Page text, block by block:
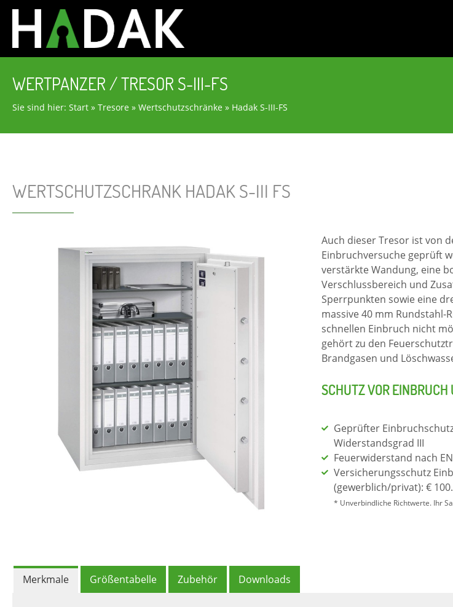
WERTPANZER / TRESOR S-III-FS
Sie sind hier:Start »Tresore »Wertschutzschränke » Hadak S-III-FS
WERTSCHUTZSCHRANK HADAK S-III FS
Auch dieser Tresor ist von
Einbruchversuche geprüft
verstärkte Wandung, eine
Verschlussbereich und
Sperrpunkten sowie eine
massive 40 mm Rundstahl-
schnellen Einbruch nicht
gehört zu den
Brandgasen und
SCHUTZ VOR EINBRUCH
Geprüfter
Widerstandsgrad III
Feuerwiderstand nach EN
Versicherungsschutz
(gewerblich/privat): €
* Unverbindliche Richtwerte. Ihr
Merkmale Größentabelle Zubehör Downloads